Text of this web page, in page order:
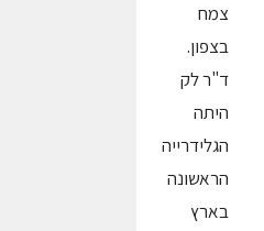
צמח
בצפון.
ד"ר לק
היתה
הגלידרייה
הראשונה
בארץ